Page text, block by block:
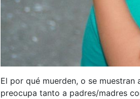
El por qué muerden, o se muestran
preocupa tanto a padres/madres